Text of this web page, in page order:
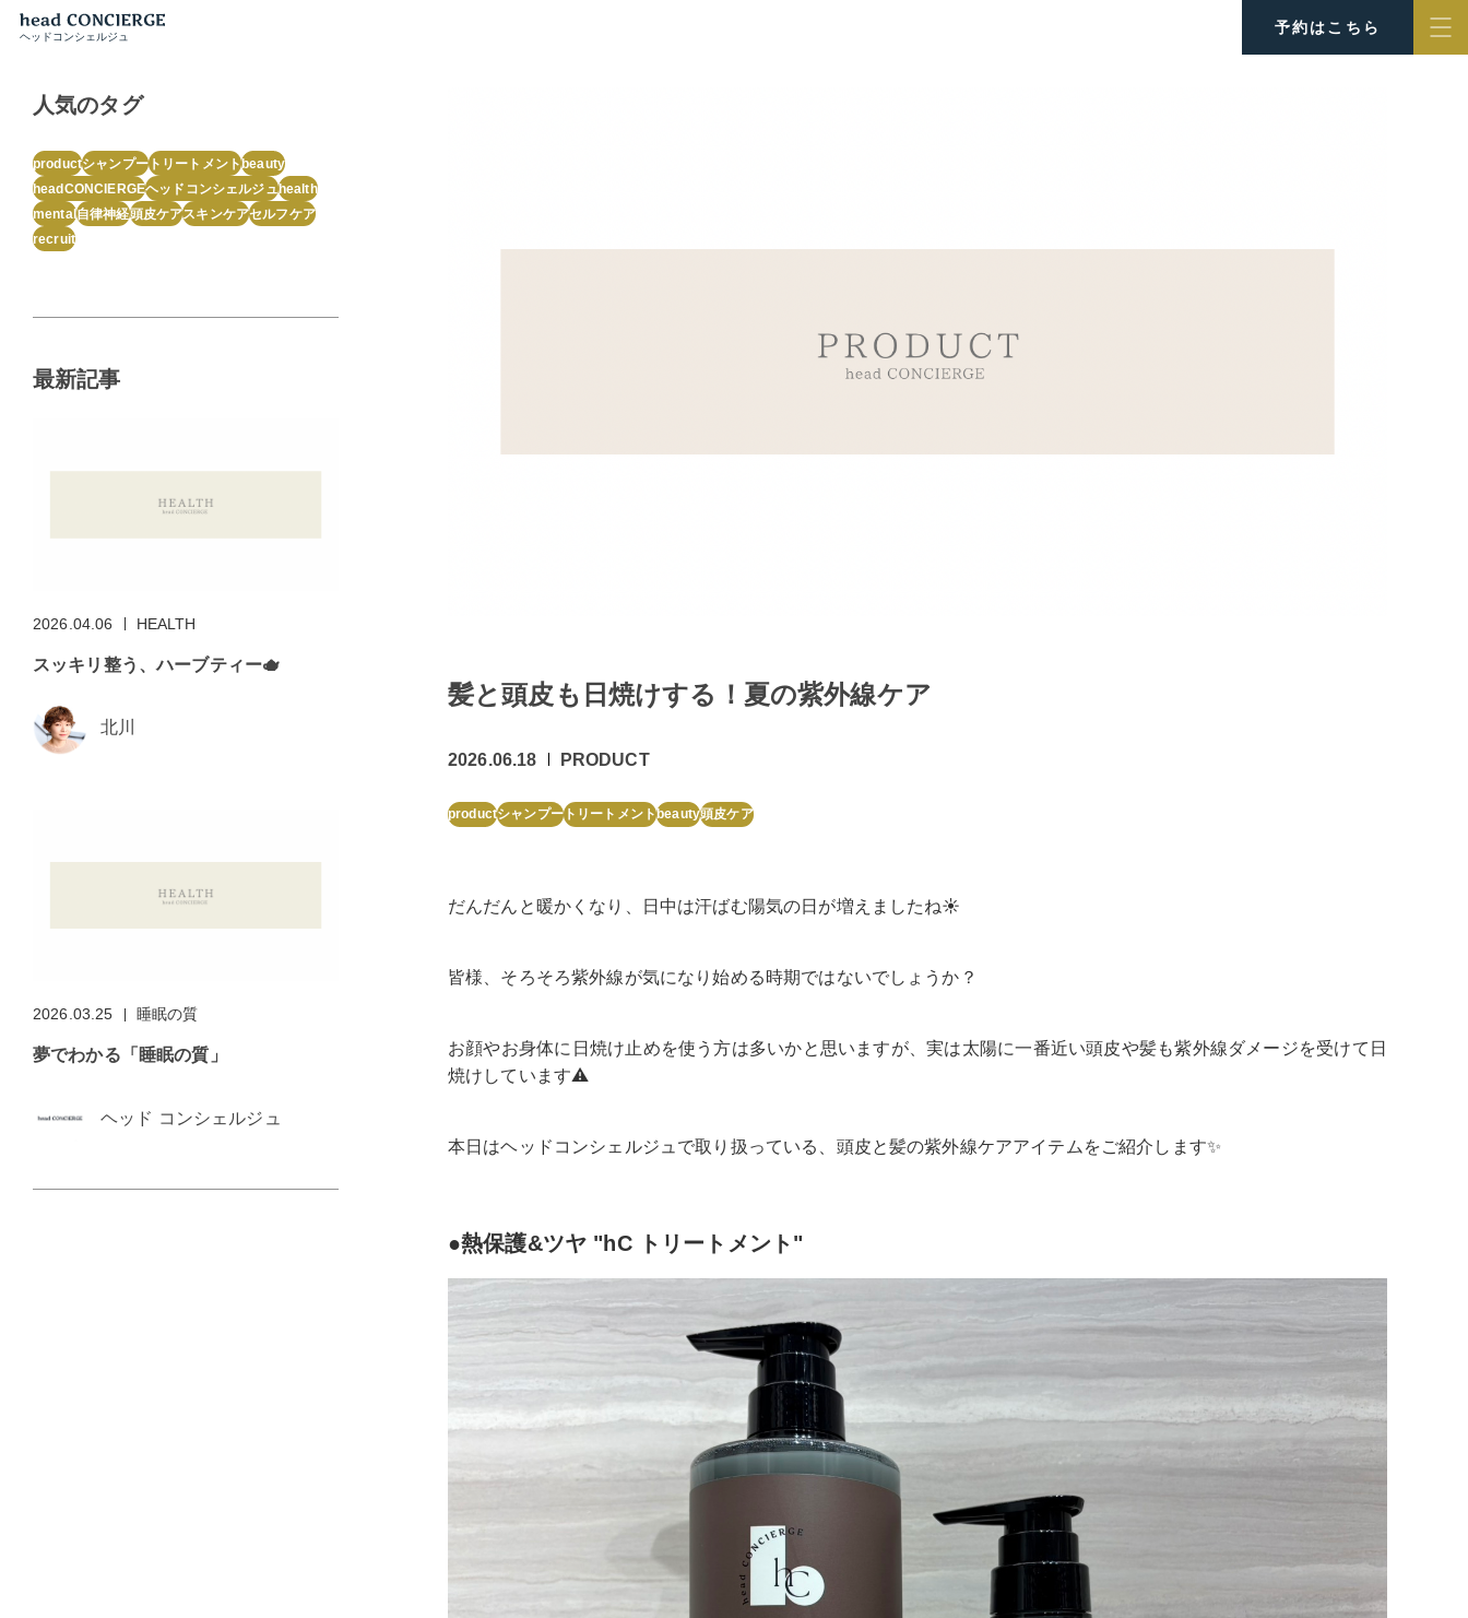
ヘッドコンシェルジュ
予約はこちら
髪と頭皮も日焼けする！夏の紫外線ケア
2026.06.18 PRODUCT
productシャンプートリートメントbeauty頭皮ケア
だんだんと暖かくなり、日中は汗ばむ陽気の日が増えましたね☀️
皆様、そろそろ紫外線が気になり始める時期ではないでしょうか？
お顔やお身体に日焼け止めを使う方は多いかと思いますが、実は太陽に一番近い頭皮や髪も紫外線ダメージを受けて日
焼けしています⚠️
本日はヘッドコンシェルジュで取り扱っている、頭皮と髪の紫外線ケアアイテムをご紹介します✨
●熱保護&ツヤ "hC トリートメント"
人気のタグ
productシャンプートリートメントbeauty
headCONCIERGEヘッドコンシェルジュhealth
mental自律神経頭皮ケアスキンケアセルフケア
recruit
最新記事
2026.04.06 HEALTH
スッキリ整う、ハーブティー🫖
北川
2026.03.25 睡眠の質
夢でわかる「睡眠の質」
ヘッド コンシェルジュ